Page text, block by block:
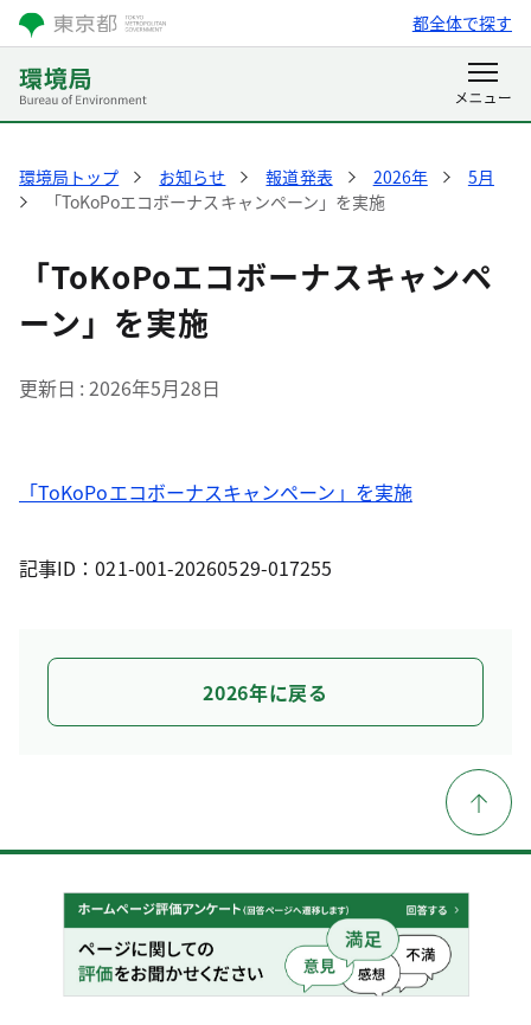
都全体で探す
環境局トップ お知らせ 報道発表 2026年
5月
「ToKoPoエコボーナスキャンペーン」を実施
「ToKoPoエコボーナスキャンペ
ーン」を実施
更新日 2026年5月28日
「ToKoPoエコボーナスキャンペーン」を実施
記事ID：021-001-20260529-017255
2026年に戻る